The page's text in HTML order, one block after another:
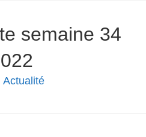
semaine 34
Actualité